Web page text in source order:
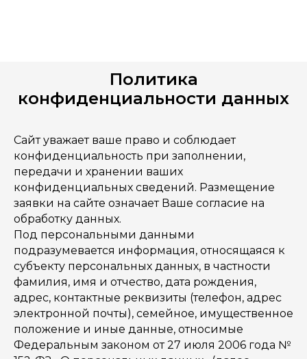
Политика
конфиденциальности данных
Сайт уважает ваше право и соблюдает
конфиденциальность при заполнении,
передачи и хранении ваших
конфиденциальных сведений. Размещение
заявки на сайте означает Ваше согласие на
обработку данных.
Под персональными данными
подразумевается информация, относящаяся к
субъекту персональных данных, в частности
фамилия, имя и отчество, дата рождения,
адрес, контактные реквизиты (телефон, адрес
электронной почты), семейное, имущественное
положение и иные данные, относимые
Федеральным законом от 27 июля 2006 года №